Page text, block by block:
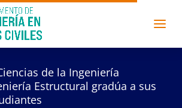
de la Ingeniería
Estructural gradúa a sus